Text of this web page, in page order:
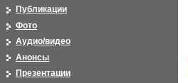
Публикации
Фото
Аудио/видео
Анонсы
Презентации